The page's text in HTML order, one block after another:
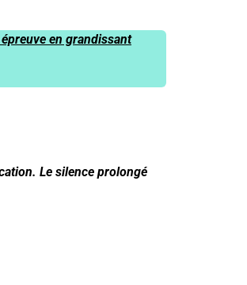
en grandissant
Le silence prolongé